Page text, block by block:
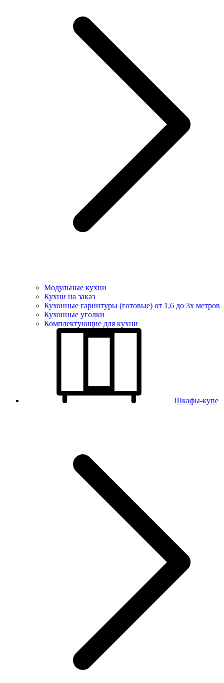
Модульные кухни
Кухни на заказ
Кухонные гарнитуры (готовые) от 1,6 до 3х метров
Кухонные уголки
Комплектующие для кухни
Шкафы-купе